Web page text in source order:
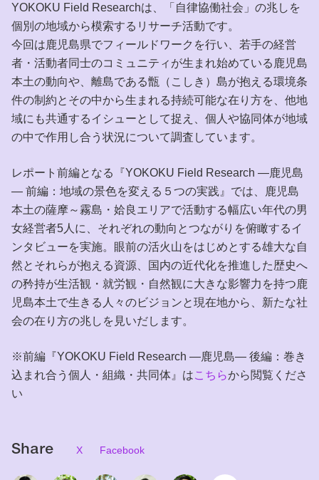
YOKOKU Field Researchは、「自律協働社会」の兆しを
個別の地域から模索するリサーチ活動です。
今回は鹿児島県でフィールドワークを行い、若手の経営
者・活動者同士のコミュニティが生まれ始めている鹿児島
本土の動向や、離島である甑（こしき）島が抱える環境条
件の制約とその中から生まれる持続可能な在り方を、他地
域にも共通するイシューとして捉え、個人や協同体が地域
の中で作用し合う状況について調査しています。
レポート前編となる『YOKOKU Field Research ―鹿児島
― 前編：地域の景色を変える５つの実践』では、鹿児島
本土の薩摩～霧島・姶良エリアで活動する幅広い年代の男
女経営者5人に、それぞれの動向とつながりを俯瞰するイ
ンタビューを実施。眼前の活火山をはじめとする雄大な自
然とそれらが抱える資源、国内の近代化を推進した歴史へ
の矜持が生活観・就労観・自然観に大きな影響力を持つ鹿
児島本土で生きる人々のビジョンと現在地から、新たな社
会の在り方の兆しを見いだします。
※前編『YOKOKU Field Research ―鹿児島― 後編：巻き
込まれ合う個人・組織・共同体』はこちらから閲覧くださ
い
Share X Facebook